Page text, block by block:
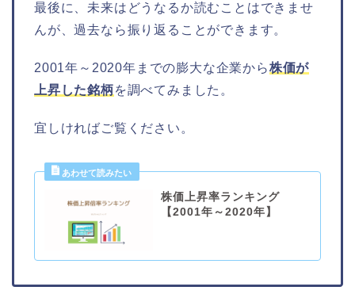
最後に、未来はどうなるか読むことはできませ
んが、過去なら振り返ることができます。
2001年～2020年までの膨大な企業から株価が
上昇した銘柄を調べてみました。
宜しければご覧ください。
株価上昇率ランキング
【2001年～2020年】